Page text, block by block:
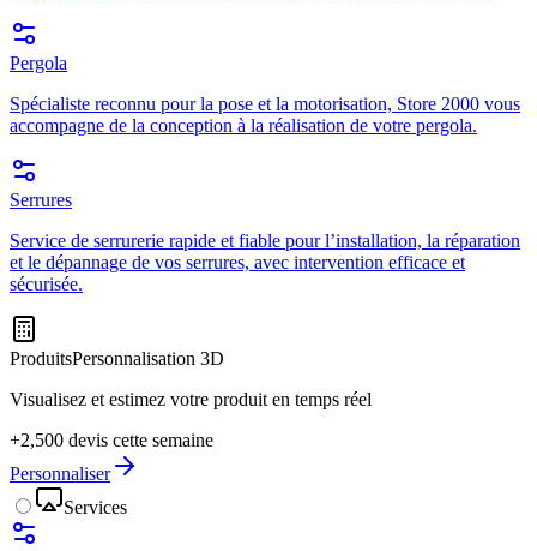
Pergola
Spécialiste reconnu pour la pose et la motorisation, Store 2000 vous
accompagne de la conception à la réalisation de votre pergola.
Serrures
Service de serrurerie rapide et fiable pour l’installation, la réparation
et le dépannage de vos serrures, avec intervention efficace et
sécurisée.
ProduitsPersonnalisation 3D
Visualisez et estimez votre produit en temps réel
+2,500 devis cette semaine
Personnaliser
Services